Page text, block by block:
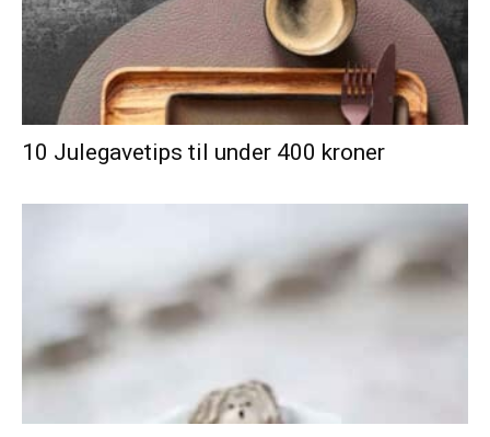
10 Julegavetips til under 400 kroner